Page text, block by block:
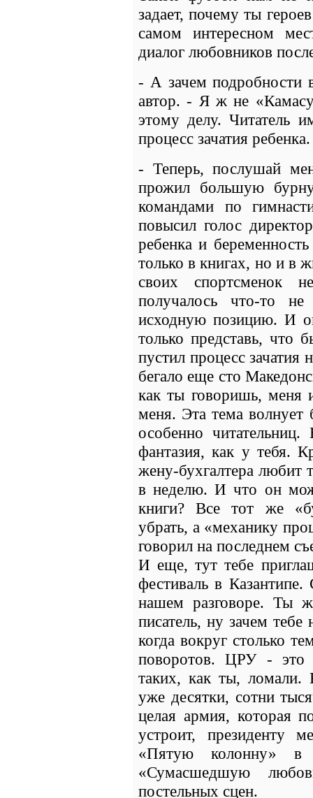
задает, почему ты
самом интересном
диалог любовников
- А зачем подробности
автор. - Я ж не
этому делу. Читатель
процесс зачатия ребенка.
- Теперь, послушай
прожил большую
командами по
повысил голос
ребенка и
только в книгах, но и в
своих спортсменок
получалось что-то
исходную позицию. И
только представь, что
пустил процесс зачатия
бегало еще сто
как ты говоришь, меня
меня. Эта тема волнует
особенно
фантазия, как у тебя.
жену-бухгалтера любит
в неделю. И что он
книги? Все тот же
убрать, а «механику
говорил на последнем
И еще, тут тебе
фестиваль в
нашем разговоре. Ты
писатель, ну зачем
когда вокруг столько
поворотов. ЦРУ - это
таких, как ты, ломали.
уже десятки, сотни
целая армия, которая
устроит, президенту
«Пятую колонну» в
«Сумасшедшую
постельных сцен.